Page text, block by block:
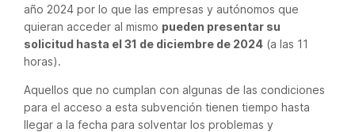
año 2024 por lo que las empresas y autónomos que
quieran acceder al mismo pueden presentar su
solicitud hasta el 31 de diciembre de 2024 (a las 11
horas).
Aquellos que no cumplan con algunas de las condiciones
para el acceso a esta subvención tienen tiempo hasta
llegar a la fecha para solventar los problemas y